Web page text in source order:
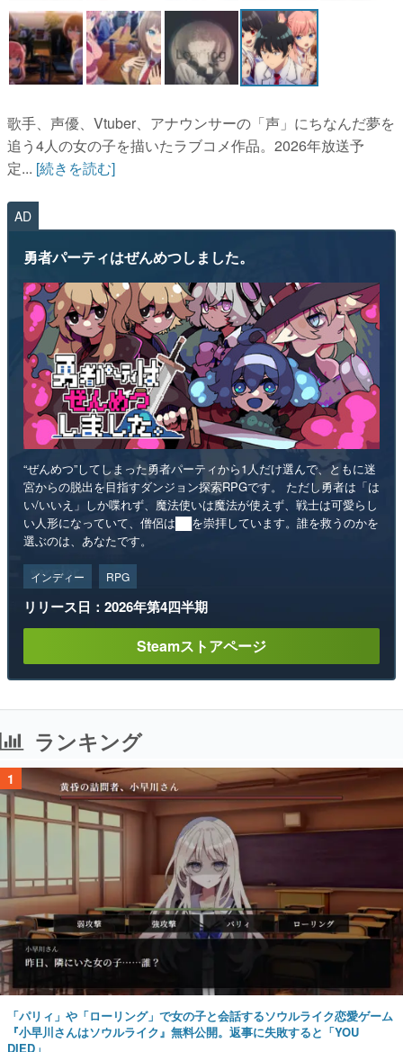
電ファミニコゲーマーとは？
運営：株式会社マレ
歌手、声優、Vtuber、アナウンサーの「声」にちなんだ夢を
追う4人の女の子を描いたラブコメ作品。2026年放送予
定... [続きを読む]
AD
勇者パーティはぜんめつしました。
“ぜんめつ”してしまった勇者パーティから1人だけ選んで、ともに迷
宮からの脱出を目指すダンジョン探索RPGです。 ただし勇者は「は
い/いいえ」しか喋れず、魔法使いは魔法が使えず、戦士は可愛らし
い人形になっていて、僧侶は██を崇拝しています。誰を救うのかを
選ぶのは、あなたです。
インディー RPG
リリース日：2026年第4四半期
Steamストアページ
ランキング
1
「パリィ」や「ローリング」で女の子と会話するソウルライク恋愛ゲーム
『小早川さんはソウルライク』無料公開。返事に失敗すると「YOU
DIED」